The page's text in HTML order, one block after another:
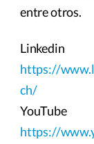
entre otros.
Linkedin
https://
ch/
YouTube
https://